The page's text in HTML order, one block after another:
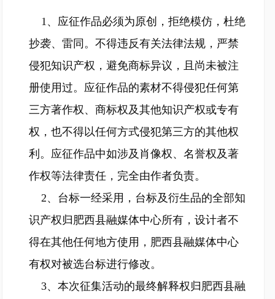
1、应征作品必须为原创，拒绝模仿，杜绝
抄袭、雷同。不得违反有关法律法规，严禁
侵犯知识产权，避免商标异议，且尚未被注
册使用过。应征作品的素材不得侵犯任何第
三方著作权、商标权及其他知识产权或专有
权，也不得以任何方式侵犯第三方的其他权
利。应征作品中如涉及肖像权、名誉权及著
作权等法律责任，完全由作者负责。
2、台标一经采用，台标及衍生品的全部知
识产权归肥西县融媒体中心所有，设计者不
得在其他任何地方使用，肥西县融媒体中心
有权对被选台标进行修改。
3、本次征集活动的最终解释权归肥西县融